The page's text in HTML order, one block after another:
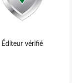
Éditeur vérifié